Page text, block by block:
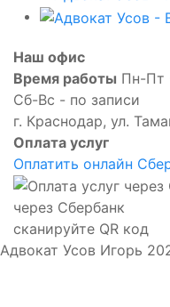
Наш офис
Время работы Пн-Пт
Сб-Вс - по записи
г. Краснодар, ул.
Оплата услуг
Оплатить онлайн
через Сбербанк
сканируйте QR код
Адвокат Усов Игорь